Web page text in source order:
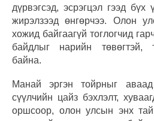
дүрвэгсэд, эсрэгцэл гээд бүх
жирэлзээд өнгөрчээ. Олон
хожид байгаагүй тоглогчид
байдлыг нарийн төвөгтэй,
байна.
Манай эргэн тойрныг
сүүлчийн цайз бэхлэлт,
оршсоор, олон улсын энх